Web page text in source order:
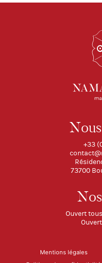
+33
73700
Ouvert
Mentions légales